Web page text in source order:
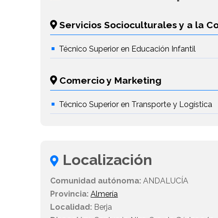
Servicios Socioculturales y a la
Técnico Superior en Educación Infantil
Comercio y Marketing
Técnico Superior en Transporte y Logística
Localización
Comunidad autónoma: ANDALUCÍA
Provincia: Almería
Localidad: Berja